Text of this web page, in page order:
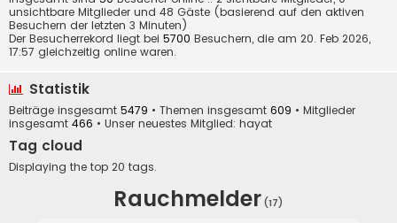
unsichtbare Mitglieder und 48 Gäste (basierend auf den aktiven
Besuchern der letzten 3 Minuten)
Der Besucherrekord liegt bei 5700 Besuchern, die am 20. Feb 2026,
17:57 gleichzeitig online waren.
Statistik
Beiträge insgesamt 5479 • Themen insgesamt 609 • Mitglieder
insgesamt 466 • Unser neuestes Mitglied: hayat
Tag cloud
Displaying the top 20 tags.
Rauchmelder (17)